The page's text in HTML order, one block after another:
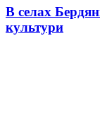
В селах
культури